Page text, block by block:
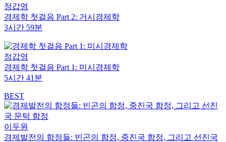
정갑영
경제학 첫걸음 Part 2: 거시경제학
3시간 59분
정갑영
경제학 첫걸음 Part 1: 미시경제학
5시간 41분
BEST
이두원
경제발전의 함정들: 빈곤의 함정, 중진국 함정, 그리고 선진국